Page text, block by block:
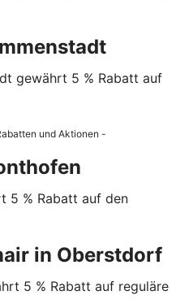
gewährt 5 % Rabatt auf
und Aktionen -
5 % Rabatt auf den
in Oberstdorf
5 % Rabatt auf reguläre